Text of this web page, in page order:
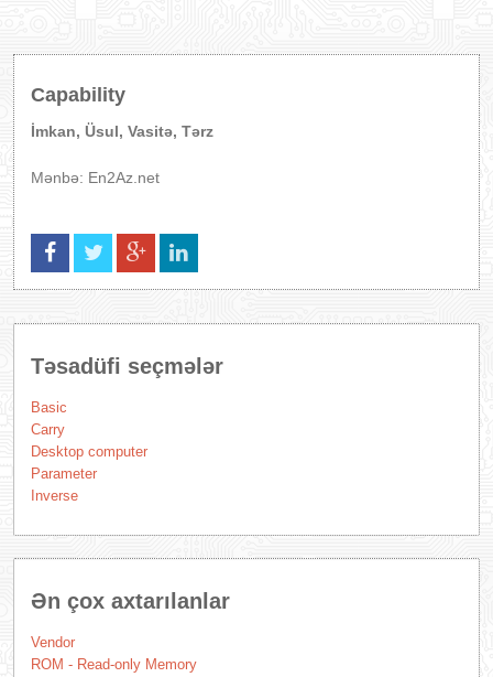
Capability
İmkan, Üsul, Vasitə, Tərz
Mənbə: En2Az.net
Təsadüfi seçmələr
Basic
Carry
Desktop computer
Parameter
Inverse
Ən çox axtarılanlar
Vendor
ROM - Read-only Memory